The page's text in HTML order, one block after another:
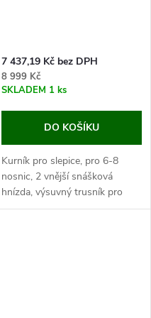
7 437,19 Kč bez DPH
8 999 Kč
SKLADEM 1 ks
DO KOŠÍKU
Kurník pro slepice, pro 6-8
nosnic, 2 vnější snášková
hnízda, výsuvný trusník pro
snadné čištění, rozměry: